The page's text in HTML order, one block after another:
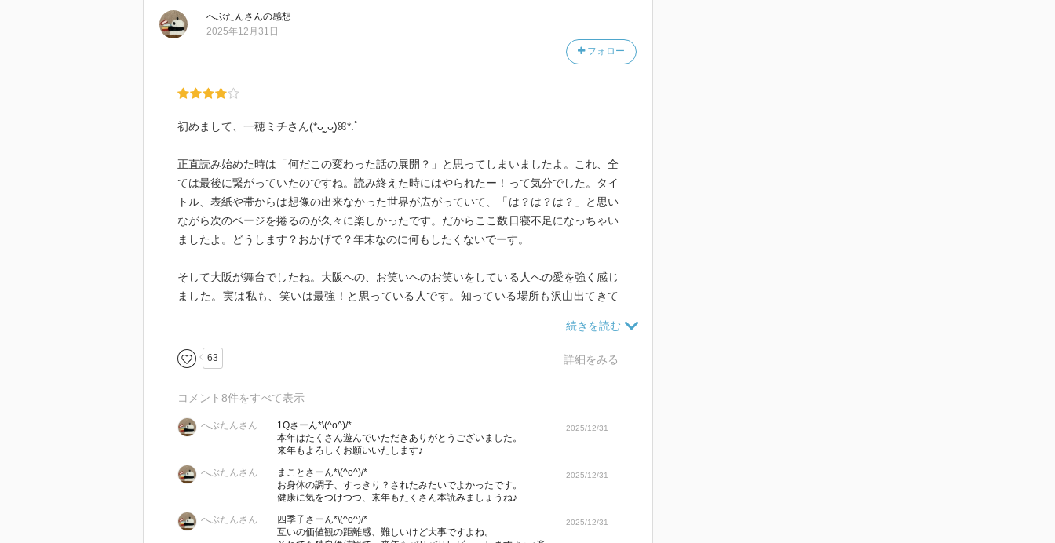
へぶたんさんの感想
フォロー
2025年12月31日
初めまして、一穂ミチさん(*ᴗ͈ˬᴗ͈)ꕤ*.ﾟ
正直読み始めた時は「何だこの変わった話の展開？」と思ってしまいましたよ。これ、全
ては最後に繋がっていたのですね。読み終えた時にはやられたー！って気分でした。タイ
トル、表紙や帯からは想像の出来なかった世界が広がっていて、「は？は？は？」と思い
ながら次のページを捲るのが久々に楽しかったです。だからここ数日寝不足になっちゃい
ましたよ。どうします？おかげで？年末なのに何もしたくないでーす。
そして大阪が舞台でしたね。大阪への、お笑いへのお笑いをしている人への愛を強く感じ
ました。実は私も、笑いは最強！と思っている人です。知っている場所も沢山出てきて
そして読み終わって数時間経った時、ふと気づいたことがあったのです。
生きていく上で大事なことは、周りの人の価値観じゃなく、周りからみてそれがどんなに
うこと。
そして人によって大切なものは人それぞれなのだから、自分の価値観でそこに土足で踏み
込んではいけないということ。
気忙しい年末に、素敵な気づきを与えてくれたこの本を読めて、とても嬉しく思います。
他の一穂さんの本も是非是非読んでみますね。
63 詳細をみる
コメント8件をすべて表示
へぶたんさん
1Qさーん*\(^o^)/*
本年はたくさん遊んでいただきありがとうございました。
来年もよろしくお願いいたします♪
2025/12/31
へぶたんさん
まことさーん*\(^o^)/*
お身体の調子、すっきり？されたみたいでよかったです。
健康に気をつけつつ、来年もたくさん本読みましょうね♪
2025/12/31
へぶたんさん
四季子さーん*\(^o^)/*
互いの価値観の距離感、難しいけど大事ですよね。
2025/12/31